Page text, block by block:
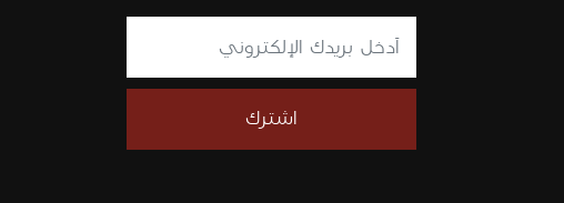
اشترك